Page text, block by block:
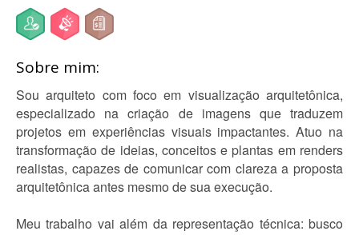
Sobre mim:
Sou arquiteto com foco em visualização arquitetônica,
especializado na criação de imagens que traduzem
projetos em experiências visuais impactantes. Atuo na
transformação de ideias, conceitos e plantas em renders
realistas, capazes de comunicar com clareza a proposta
arquitetônica antes mesmo de sua execução.
Meu trabalho vai além da representação técnica: busco